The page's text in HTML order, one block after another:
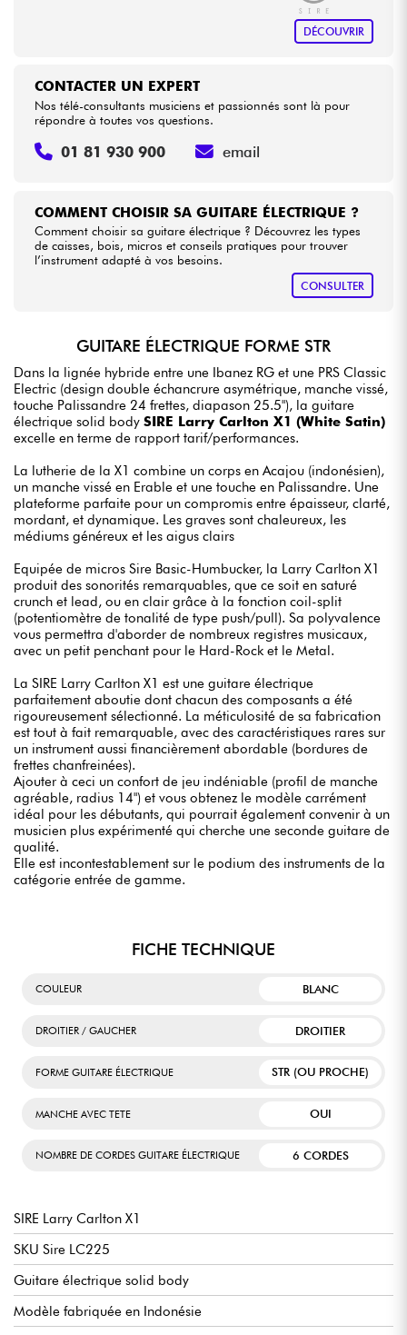
DÉCOUVRIR
COMMENT CHOISIR SA GUITARE ÉLECTRIQUE ?
Comment choisir sa guitare électrique ? Découvrez les types
de caisses, bois, micros et conseils pratiques pour trouver
l’instrument adapté à vos besoins.
CONSULTER
CONTACTER UN EXPERT
Nos télé-consultants musiciens et passionnés sont là pour
répondre à toutes vos questions.
01 81 930 900 email
GUITARE ÉLECTRIQUE FORME STR
Dans la lignée hybride entre une Ibanez RG et une PRS Classic
Electric (design double échancrure asymétrique, manche vissé,
touche Palissandre 24 frettes, diapason 25.5"), la guitare
électrique solid body SIRE Larry Carlton X1 (White Satin)
excelle en terme de rapport tarif/performances.
La lutherie de la X1 combine un corps en Acajou (indonésien),
un manche vissé en Erable et une touche en Palissandre. Une
plateforme parfaite pour un compromis entre épaisseur, clarté,
mordant, et dynamique. Les graves sont chaleureux, les
médiums généreux et les aigus clairs
Equipée de micros Sire Basic-Humbucker, la Larry Carlton X1
produit des sonorités remarquables, que ce soit en saturé
crunch et lead, ou en clair grâce à la fonction coil-split
(potentiomètre de tonalité de type push/pull). Sa polyvalence
vous permettra d'aborder de nombreux registres musicaux,
avec un petit penchant pour le Hard-Rock et le Metal.
La SIRE Larry Carlton X1 est une guitare électrique
parfaitement aboutie dont chacun des composants a été
rigoureusement sélectionné. La méticulosité de sa fabrication
est tout à fait remarquable, avec des caractéristiques rares sur
un instrument aussi financièrement abordable (bordures de
frettes chanfreinées).
Ajouter à ceci un confort de jeu indéniable (profil de manche
agréable, radius 14") et vous obtenez le modèle carrément
idéal pour les débutants, qui pourrait également convenir à un
musicien plus expérimenté qui cherche une seconde guitare de
qualité.
Elle est incontestablement sur le podium des instruments de la
catégorie entrée de gamme.
FICHE TECHNIQUE
COULEUR BLANC
DROITIER / GAUCHER DROITIER
FORME GUITARE ÉLECTRIQUE STR (OU PROCHE)
MANCHE AVEC TETE OUI
NOMBRE DE CORDES GUITARE ÉLECTRIQUE 6 CORDES
SIRE Larry Carlton X1
SKU Sire LC225
Guitare électrique solid body
Modèle fabriquée en Indonésie